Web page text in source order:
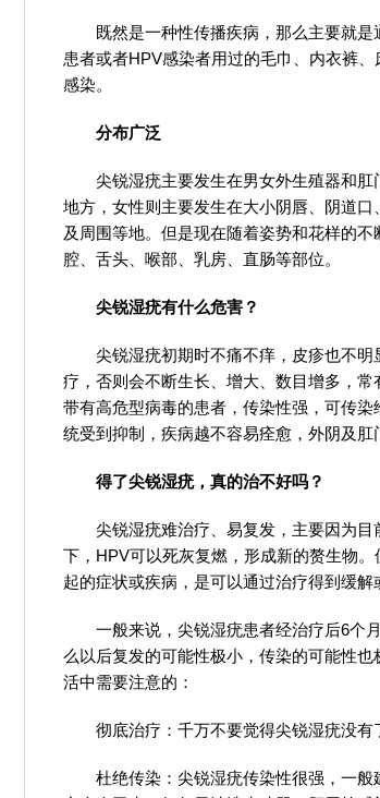
既然是一种性传播疾病，那么主要就
患者或者HPV感染者用过的毛巾、内衣裤
感染。
分布广泛
尖锐湿疣主要发生在男女外生殖器和
地方，女性则主要发生在大小阴唇、阴道
及周围等地。但是现在随着姿势和花样的
腔、舌头、喉部、乳房、直肠等部位。
尖锐湿疣有什么危害？
尖锐湿疣初期时不痛不痒，皮疹也不
疗，否则会不断生长、增大、数目增多，
带有高危型病毒的患者，传染性强，可传
统受到抑制，疾病越不容易痊愈，外阴及肛
得了尖锐湿疣，真的治不好吗？
尖锐湿疣难治疗、易复发，主要因为
下，HPV可以死灰复燃，形成新的赘生物
起的症状或疾病，是可以通过治疗得到缓解
一般来说，尖锐湿疣患者经治疗后6个
么以后复发的可能性极小，传染的可能性
活中需要注意的：
彻底治疗：千万不要觉得尖锐湿疣没
杜绝传染：尖锐湿疣传染性很强，一